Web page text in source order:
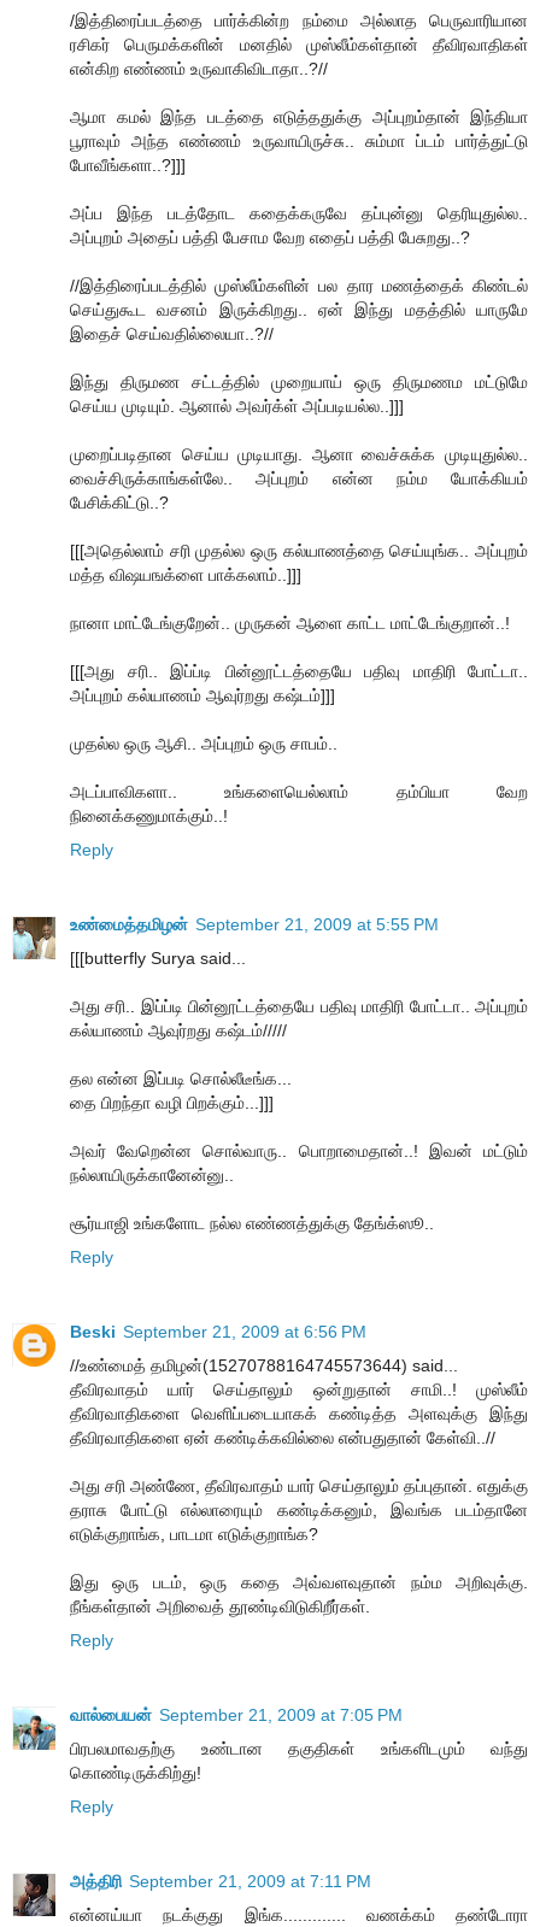
/இத்திரைப்படத்தை பார்க்கின்ற நம்மை அல்லாத பெருவாரியான
ரசிகர் பெருமக்களின் மனதில் முஸ்லீம்கள்தான் தீவிரவாதிகள்
என்கிற எண்ணம் உருவாகிவிடாதா..?//
ஆமா கமல் இந்த படத்தை எடுத்ததுக்கு அப்புறம்தான் இந்தியா
பூராவும் அந்த எண்ணம் உருவாயிருச்சு.. சும்மா ப்டம் பார்த்துட்டு
போவீங்களா..?]]]
அப்ப இந்த படத்தோட கதைக்கருவே தப்புன்னு தெரியுதுல்ல..
அப்புறம் அதைப் பத்தி பேசாம வேற எதைப் பத்தி பேசுறது..?
//இத்திரைப்படத்தில் முஸ்லீம்களின் பல தார மணத்தைக் கிண்டல்
செய்துகூட வசனம் இருக்கிறது.. ஏன் இந்து மதத்தில் யாருமே
இதைச் செய்வதில்லையா..?//
இந்து திருமண சட்டத்தில் முறையாய் ஒரு திருமணம மட்டுமே
செய்ய முடியும். ஆனால் அவர்க்ள் அப்படியல்ல..]]]
முறைப்படிதான செய்ய முடியாது. ஆனா வைச்சுக்க முடியுதுல்ல..
வைச்சிருக்காங்கள்லே.. அப்புறம் என்ன நம்ம யோக்கியம்
பேசிக்கிட்டு..?
[[[அதெல்லாம் சரி முதல்ல ஒரு கல்யாணத்தை செய்யுங்க.. அப்புறம்
மத்த விஷயஙக்ளை பாக்கலாம்..]]]
நானா மாட்டேங்குறேன்.. முருகன் ஆளை காட்ட மாட்டேங்குறான்..!
[[[அது சரி.. இப்ப்டி பின்னூட்டத்தையே பதிவு மாதிரி போட்டா..
அப்புறம் கல்யாணம் ஆவுர்றது கஷ்டம்]]]
முதல்ல ஒரு ஆசி.. அப்புறம் ஒரு சாபம்..
அடப்பாவிகளா.. உங்களையெல்லாம் தம்பியா வேற
நினைக்கணுமாக்கும்..!
Reply
உண்மைத்தமிழன் September 21, 2009 at 5:55 PM
[[[butterfly Surya said...
அது சரி.. இப்ப்டி பின்னூட்டத்தையே பதிவு மாதிரி போட்டா.. அப்புறம்
கல்யாணம் ஆவுர்றது கஷ்டம்/////
தல என்ன இப்படி சொல்லீடீங்க...
தை பிறந்தா வழி பிறக்கும்...]]]
அவர் வேறென்ன சொல்வாரு.. பொறாமைதான்..! இவன் மட்டும்
நல்லாயிருக்கானேன்னு..
சூர்யாஜி உங்களோட நல்ல எண்ணத்துக்கு தேங்க்ஸூ..
Reply
Beski September 21, 2009 at 6:56 PM
//உண்மைத் தமிழன்(15270788164745573644) said...
தீவிரவாதம் யார் செய்தாலும் ஒன்றுதான் சாமி..! முஸ்லீம்
தீவிரவாதிகளை வெளிப்படையாகக் கண்டித்த அளவுக்கு இந்து
தீவிரவாதிகளை ஏன் கண்டிக்கவில்லை என்பதுதான் கேள்வி..//
அது சரி அண்ணே, தீவிரவாதம் யார் செய்தாலும் தப்புதான். எதுக்கு
தராசு போட்டு எல்லாரையும் கண்டிக்கனும், இவங்க படம்தானே
எடுக்குறாங்க, பாடமா எடுக்குறாங்க?
இது ஒரு படம், ஒரு கதை அவ்வளவுதான் நம்ம அறிவுக்கு.
நீங்கள்தான் அறிவைத் தூண்டிவிடுகிறீர்கள்.
Reply
வால்பையன் September 21, 2009 at 7:05 PM
பிரபலமாவதற்கு உண்டான தகுதிகள் உங்களிடமும் வந்து
கொண்டிருக்கிற்து!
Reply
அத்திரி September 21, 2009 at 7:11 PM
என்னய்யா நடக்குது இங்க............. வணக்கம் தண்டோரா